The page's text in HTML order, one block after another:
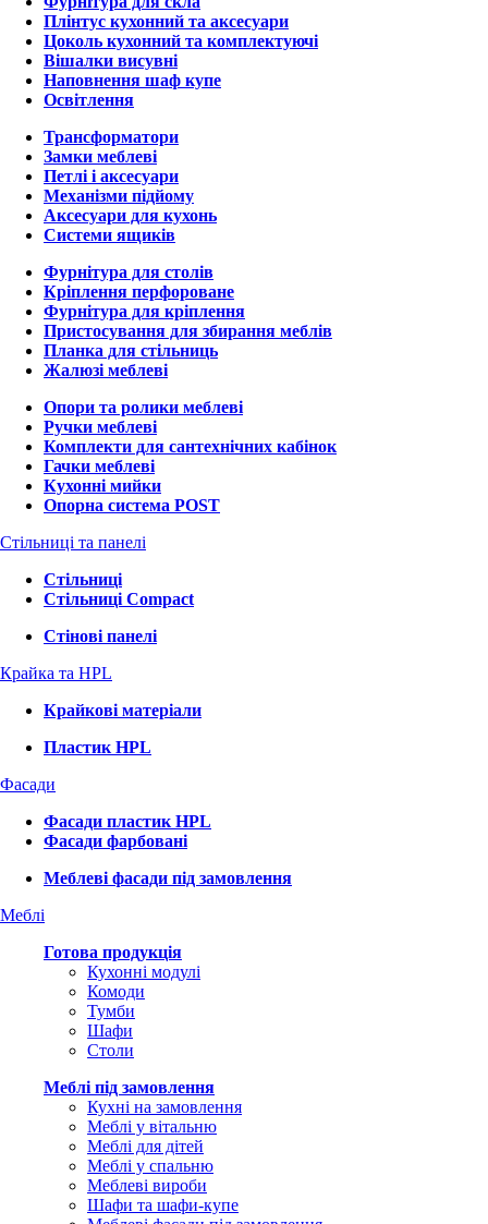
Плінтус кухонний та аксесуари
Цоколь кухонний та комплектуючі
Вішалки висувні
Наповнення шаф купе
Освітлення
Трансформатори
Замки меблеві
Петлі і аксесуари
Механізми підйому
Аксесуари для кухонь
Системи ящиків
Фурнітура для столів
Кріплення перфороване
Фурнітура для кріплення
Пристосування для збирання меблів
Планка для стільниць
Жалюзі меблеві
Опори та ролики меблеві
Ручки меблеві
Комплекти для сантехнічних кабінок
Гачки меблеві
Кухонні мийки
Опорна система POST
Стільниці та панелі
Стільниці
Стільниці Compact
Стінові панелі
Крайка та HPL
Крайкові матеріали
Пластик HPL
Фасади
Фасади пластик HPL
Фасади фарбовані
Меблеві фасади під замовлення
Меблі
Готова продукція
Кухонні модулі
Комоди
Тумби
Шафи
Столи
Меблі під замовлення
Кухні на замовлення
Меблі у вітальню
Меблі для дітей
Меблі у спальню
Меблеві вироби
Шафи та шафи-купе